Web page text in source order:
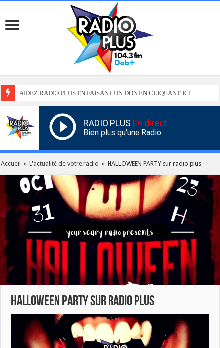
AIDEZ RADIO PLUS EN FAISANT UN DON EN CLIQUANT ICI
RADIO PLUS En direct
Bien plus qu'une Radio
Accueil » L'actualité de votre radio » HALLOWEEN PARTY sur radio plus
HALLOWEEN PARTY sur radio plus